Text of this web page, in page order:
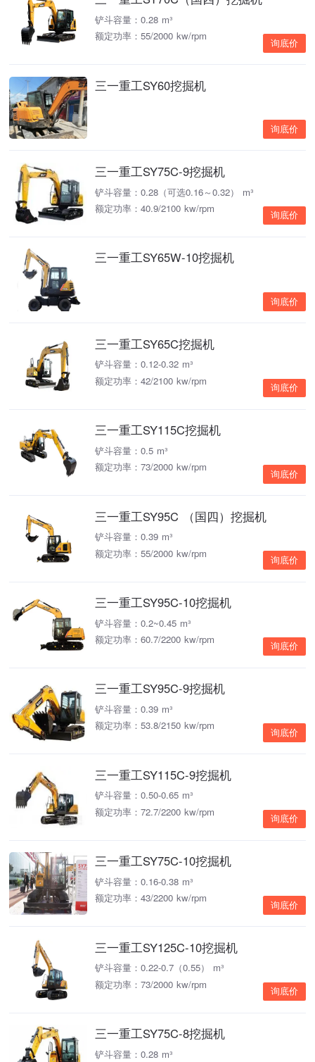
铲斗容量：0.28 m³
额定功率：55/2000 kw/rpm
询底价
三一重工SY60挖掘机
询底价
三一重工SY75C-9挖掘机
铲斗容量：0.28（可选0.16～0.32） m³
额定功率：40.9/2100 kw/rpm
询底价
三一重工SY65W-10挖掘机
询底价
三一重工SY65C挖掘机
铲斗容量：0.12-0.32 m³
额定功率：42/2100 kw/rpm
询底价
三一重工SY115C挖掘机
铲斗容量：0.5 m³
额定功率：73/2000 kw/rpm
询底价
三一重工SY95C （国四）挖掘机
铲斗容量：0.39 m³
额定功率：55/2000 kw/rpm
询底价
三一重工SY95C-10挖掘机
铲斗容量：0.2~0.45 m³
额定功率：60.7/2200 kw/rpm
询底价
三一重工SY95C-9挖掘机
铲斗容量：0.39 m³
额定功率：53.8/2150 kw/rpm
询底价
三一重工SY115C-9挖掘机
铲斗容量：0.50-0.65 m³
额定功率：72.7/2200 kw/rpm
询底价
三一重工SY75C-10挖掘机
铲斗容量：0.16-0.38 m³
额定功率：43/2200 kw/rpm
询底价
三一重工SY125C-10挖掘机
铲斗容量：0.22-0.7（0.55） m³
额定功率：73/2000 kw/rpm
询底价
三一重工SY75C-8挖掘机
铲斗容量：0.28 m³